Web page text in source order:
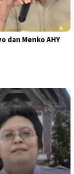
dan Menko AHY